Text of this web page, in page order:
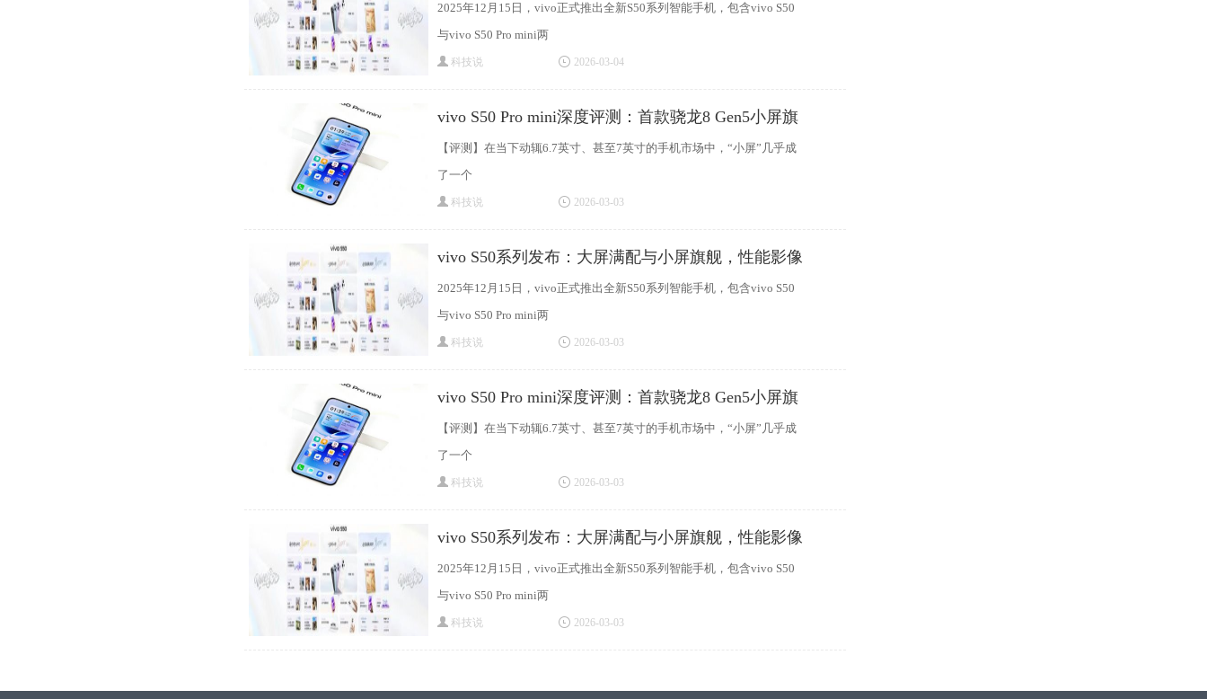
2025年12月15日，vivo正式推出全新S50系列智能手机，包含vivo S50
与vivo S50 Pro mini两
科技说 2026-03-04
vivo S50 Pro mini深度评测：首款骁龙8 Gen5小屏旗
舰
【评测】在当下动辄6.7英寸、甚至7英寸的手机市场中，“小屏”几乎成
了一个
科技说 2026-03-03
vivo S50系列发布：大屏满配与小屏旗舰，性能影像
2025年12月15日，vivo正式推出全新S50系列智能手机，包含vivo S50
与vivo S50 Pro mini两
科技说 2026-03-03
vivo S50 Pro mini深度评测：首款骁龙8 Gen5小屏旗
舰
【评测】在当下动辄6.7英寸、甚至7英寸的手机市场中，“小屏”几乎成
了一个
科技说 2026-03-03
vivo S50系列发布：大屏满配与小屏旗舰，性能影像
2025年12月15日，vivo正式推出全新S50系列智能手机，包含vivo S50
与vivo S50 Pro mini两
科技说 2026-03-03